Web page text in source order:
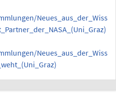
Neues_aus_der_Wiss
Neues_aus_der_Wiss